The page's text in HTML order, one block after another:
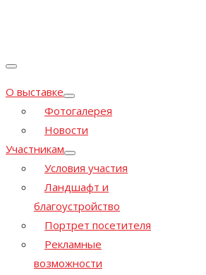
О выставке
Фотогалерея
Новости
Участникам
Условия участия
Ландшафт и
благоустройство
Портрет посетителя
Рекламные
возможности